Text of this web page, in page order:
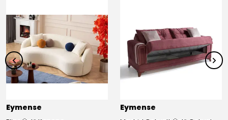
Eymense Eymense